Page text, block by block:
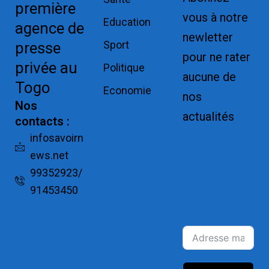
première
agence de
presse
privée au
Togo
Nos
contacts :
infosavoirn
ews.net
99352923/
91453450
Education
Sport
Politique
Economie
vous à notre
newletter
pour ne rater
aucune de
nos
actualités